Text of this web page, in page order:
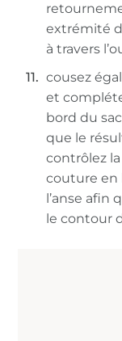
extrémité
à travers
cousez
et
bord du
que le
contrôlez
couture en
l’anse afin
le contour